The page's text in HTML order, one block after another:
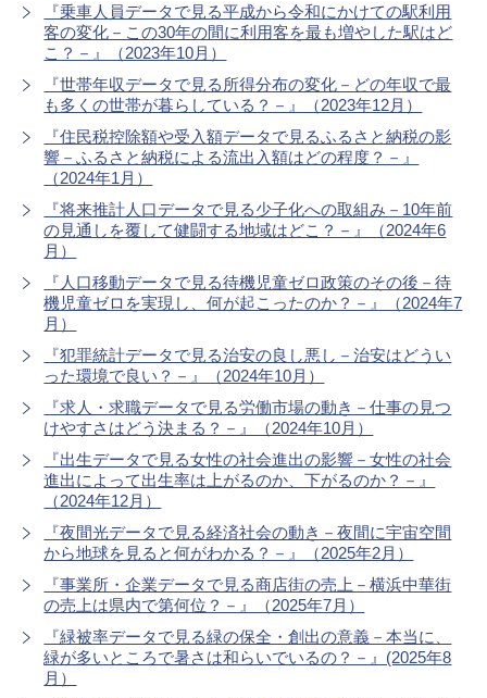
『乗車人員データで見る平成から令和にかけての駅利用
客の変化－この30年の間に利用客を最も増やした駅はど
こ？－』（2023年10月）
『世帯年収データで見る所得分布の変化－どの年収で最
も多くの世帯が暮らしている？－』（2023年12月）
『住民税控除額や受入額データで見るふるさと納税の影
響－ふるさと納税による流出入額はどの程度？－』
（2024年1月）
『将来推計人口データで見る少子化への取組み－10年前
の見通しを覆して健闘する地域はどこ？－』（2024年6
月）
『人口移動データで見る待機児童ゼロ政策のその後－待
機児童ゼロを実現し、何が起こったのか？－』（2024年7
月）
『犯罪統計データで見る治安の良し悪し－治安はどうい
った環境で良い？－』（2024年10月）
『求人・求職データで見る労働市場の動き－仕事の見つ
けやすさはどう決まる？－』（2024年10月）
『出生データで見る女性の社会進出の影響－女性の社会
進出によって出生率は上がるのか、下がるのか？－』
（2024年12月）
『夜間光データで見る経済社会の動き－夜間に宇宙空間
から地球を見ると何がわかる？－』（2025年2月）
『事業所・企業データで見る商店街の売上－横浜中華街
の売上は県内で第何位？－』（2025年7月）
『緑被率データで見る緑の保全・創出の意義－本当に、
緑が多いところで暑さは和らいでいるの？－』(2025年8
月）